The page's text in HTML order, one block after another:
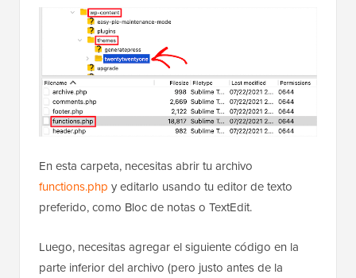
En esta carpeta, necesitas abrir tu archivo
functions.php y editarlo usando tu editor de texto
preferido, como Bloc de notas o TextEdit.
Luego, necesitas agregar el siguiente código en la
parte inferior del archivo (pero justo antes de la